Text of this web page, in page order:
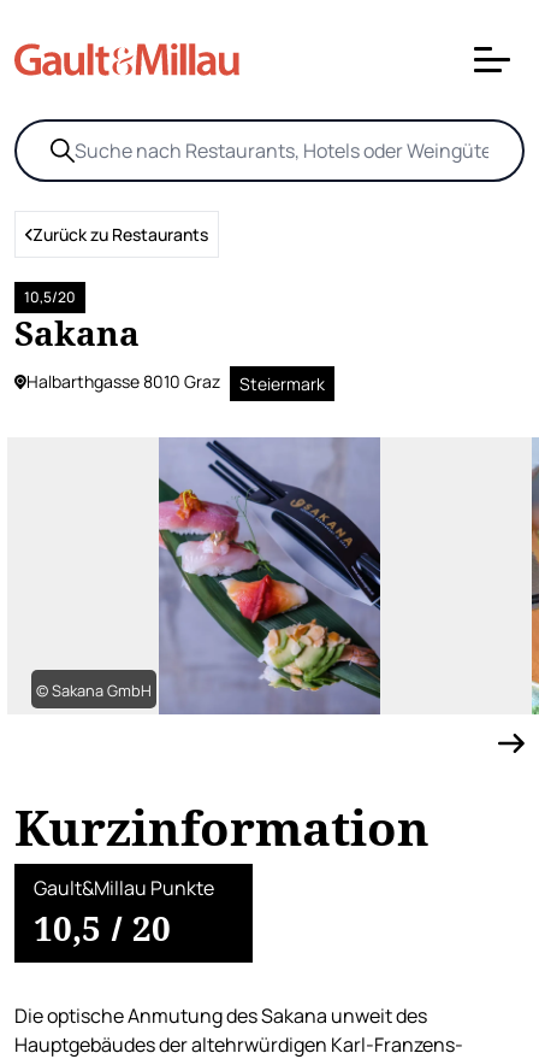
Zurück zu Restaurants
Sakana
10,5/20
Halbarthgasse 8010 Graz Steiermark
© Sakana GmbH
Kurzinformation
Gault&Millau Punkte
10,5 / 20
Die optische Anmutung des Sakana unweit des
Hauptgebäudes der altehrwürdigen Karl-Franzens-